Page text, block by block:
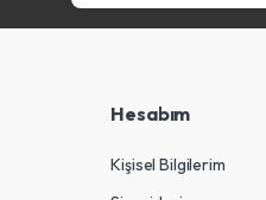
Hesabım
Kişisel Bilgilerim